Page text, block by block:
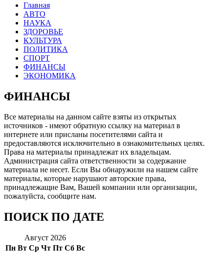
Главная
АВТО
НАУКА
ЗДОРОВЬЕ
КУЛЬТУРА
ПОЛИТИКА
СПОРТ
ФИНАНСЫ
ЭКОНОМИКА
ФИНАНСЫ
Все материалы на данном сайте взяты из открытых
источников - имеют обратную ссылку на материал в
интернете или присланы посетителями сайта и
предоставляются исключительно в ознакомительных целях.
Права на материалы принадлежат их владельцам.
Администрация сайта ответственности за содержание
материала не несет. Если Вы обнаружили на нашем сайте
материалы, которые нарушают авторские права,
принадлежащие Вам, Вашей компании или организации,
пожалуйста, сообщите нам.
ПОИСК ПО ДАТЕ
Август 2026
Пн Вт Ср Чт Пт Сб Вс